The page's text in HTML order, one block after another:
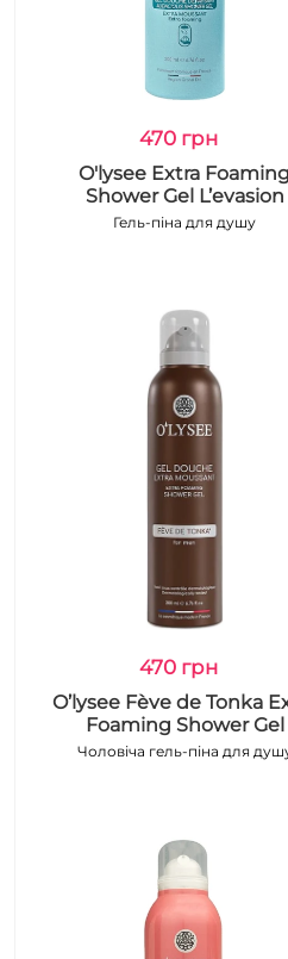
470 грн
O'lysee Extra Foaming
Shower Gel L’evasion
Гель-піна для душу
470 грн
O’lysee Fève de Tonka
Foaming Shower Gel
Чоловіча гель-піна для